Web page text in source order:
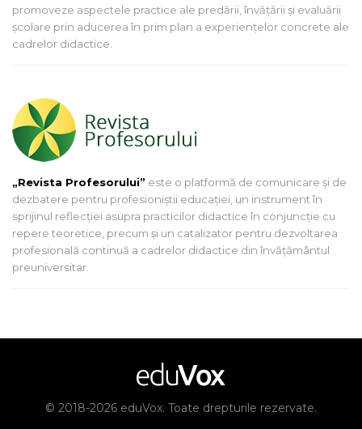
promoveze aspectele practice ale predării, învăţării şi evaluării
şcolare prin aducerea în prim plan a experienţelor concrete ale
cadrelor didactice.
„Revista Profesorului” este o platformă de comunicare și de
dezbatere pentru profesioniștii educației, un instrument în
sprijinul reflecției asupra practicilor didactice în conjuncție cu
repere teoretice, precum și un catalizator pentru dezvoltarea
profesională continuă a cadrelor didactice din învățământul
preuniversitar.
© 2018-2026 eduVox. Toate drepturile rezervate.